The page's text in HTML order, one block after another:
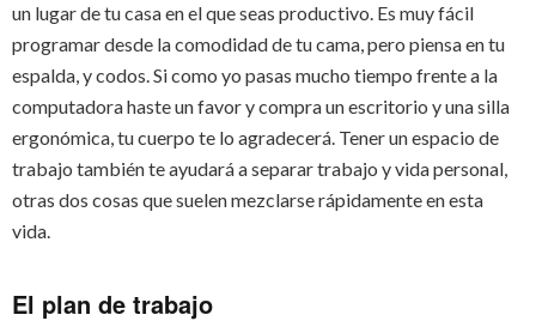
un lugar de tu casa en el que seas productivo. Es muy fácil
programar desde la comodidad de tu cama, pero piensa en tu
espalda, y codos. Si como yo pasas mucho tiempo frente a la
computadora haste un favor y compra un escritorio y una silla
ergonómica, tu cuerpo te lo agradecerá. Tener un espacio de
trabajo también te ayudará a separar trabajo y vida personal,
otras dos cosas que suelen mezclarse rápidamente en esta
vida.
El plan de trabajo